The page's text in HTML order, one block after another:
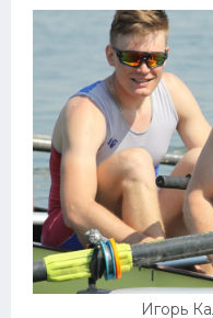
Игорь